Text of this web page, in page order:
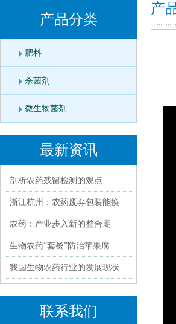
产品分类
肥料
杀菌剂
微生物菌剂
最新资讯
剖析农药残留检测的观点
浙江杭州：农药废弃包装能换
农药：产业步入新的整合期
生物农药“套餐”防治苹果腐
我国生物农药行业的发展现状
联系我们
产